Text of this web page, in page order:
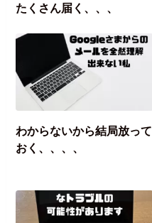
たくさん届く、、、
わからないから結局放って
おく、、、、